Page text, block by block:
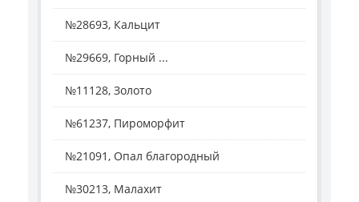
№28693, Кальцит
№29669, Горный ...
№11128, Золото
№61237, Пироморфит
№21091, Опал благородный
№30213, Малахит